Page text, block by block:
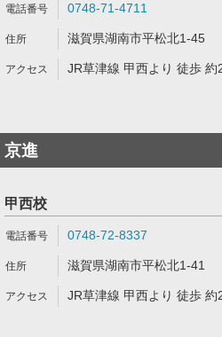
0748-71-4711
滋賀県湖南市平松北1-45
JR草津線 甲西より 徒歩 約
京進
甲西校
0748-72-8337
滋賀県湖南市平松北1-41
JR草津線 甲西より 徒歩 約